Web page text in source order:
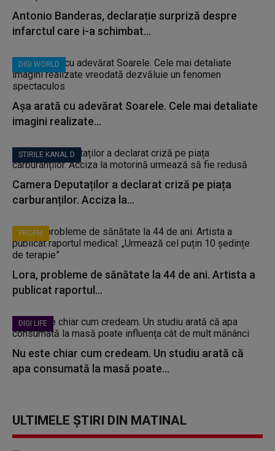
Antonio Banderas, declarație surpriză despre
infarctul care i-a schimbat...
DIGI WORLD
Așa arată cu adevărat Soarele. Cele mai detaliate
imagini realizate...
STIRILE KANAL D
Camera Deputaților a declarat criză pe piața
carburanților. Acciza la...
PROFM
Lora, probleme de sănătate la 44 de ani. Artista a
publicat raportul...
DIGI LIFE
Nu este chiar cum credeam. Un studiu arată că
apa consumată la masă poate...
ULTIMELE ȘTIRI DIN MATINAL